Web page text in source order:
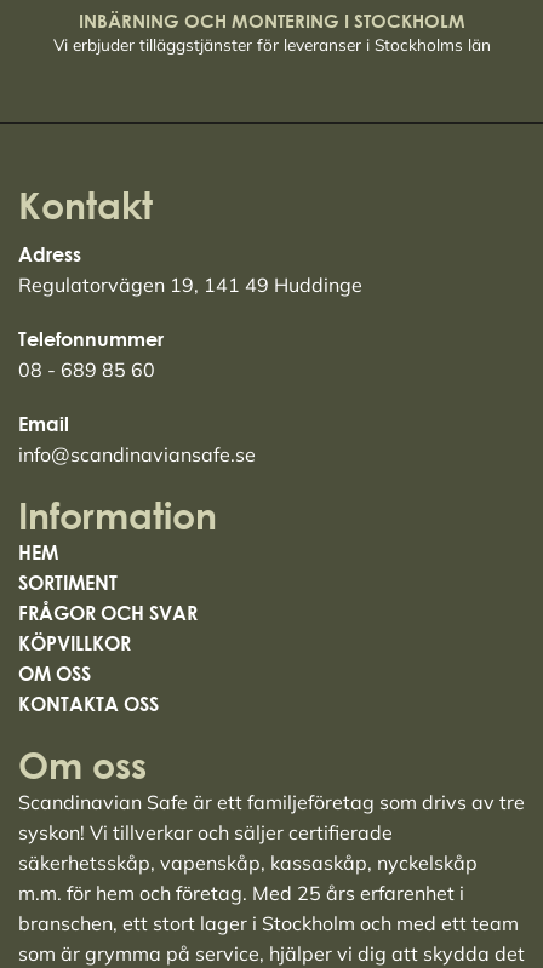
INBÄRNING OCH MONTERING I STOCKHOLM
Vi erbjuder tilläggstjänster för leveranser i Stockholms län
Kontakt
Adress
Regulatorvägen 19, 141 49 Huddinge
Telefonnummer
08 - 689 85 60
Email
info@scandinaviansafe.se
Information
HEM
SORTIMENT
FRÅGOR OCH SVAR
KÖPVILLKOR
OM OSS
KONTAKTA OSS
Om oss
Scandinavian Safe är ett familjeföretag som drivs av tre
syskon! Vi tillverkar och säljer certifierade
säkerhetsskåp, vapenskåp, kassaskåp, nyckelskåp
m.m. för hem och företag. Med 25 års erfarenhet i
branschen, ett stort lager i Stockholm och med ett team
som är grymma på service, hjälper vi dig att skydda det